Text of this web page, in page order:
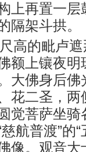
上再置一
隔架斗拱。
高的毗卢
额上镶夜
大佛身后
花二圣，
觉菩萨坐
航普渡”的
像。观音